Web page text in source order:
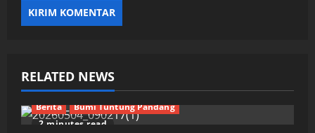
RELATED NEWS
2 minutes read
Berita Bumi Tuntung Pandang